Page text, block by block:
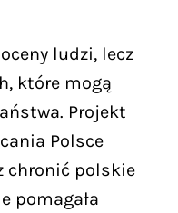
ludzi, lecz
które mogą
Projekt
Polsce
chronić polskie
pomagała